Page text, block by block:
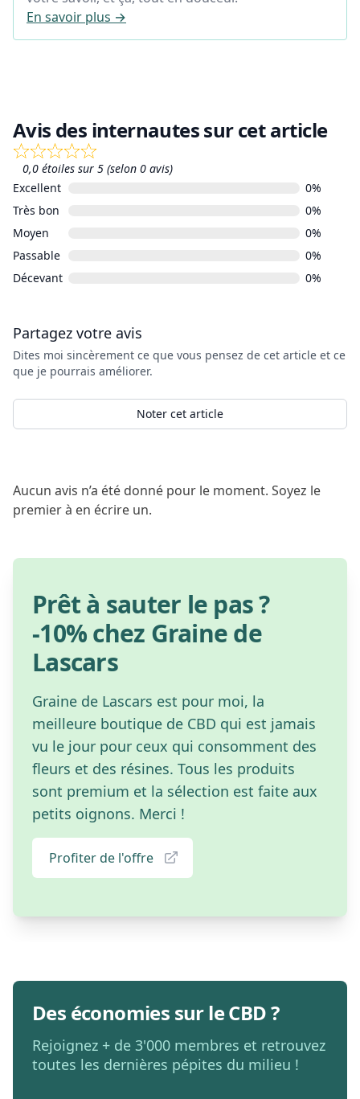
En savoir plus →
Avis des internautes sur cet article
0,0 étoiles sur 5 (selon 0 avis)
Excellent
0%
Très bon
0%
Moyen
0%
Passable
0%
Décevant
0%
Partagez votre avis
Dites moi sincèrement ce que vous pensez de cet article et ce
que je pourrais améliorer.
Noter cet article
Aucun avis n’a été donné pour le moment. Soyez le
premier à en écrire un.
Prêt à sauter le pas ?
-10% chez Graine de
Lascars
Graine de Lascars est pour moi, la
meilleure boutique de CBD qui est jamais
vu le jour pour ceux qui consomment des
fleurs et des résines. Tous les produits
sont premium et la sélection est faite aux
petits oignons. Merci !
Profiter de l'offre
Des économies sur le CBD ?
Rejoignez + de 3'000 membres et retrouvez
toutes les dernières pépites du milieu !